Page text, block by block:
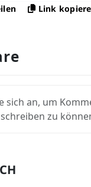
Link
sich an, um
zu